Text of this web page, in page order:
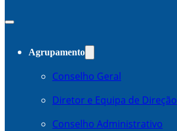
Agrupamento
Conselho Geral
Diretor e Equipa de Direção
Conselho Administrativo